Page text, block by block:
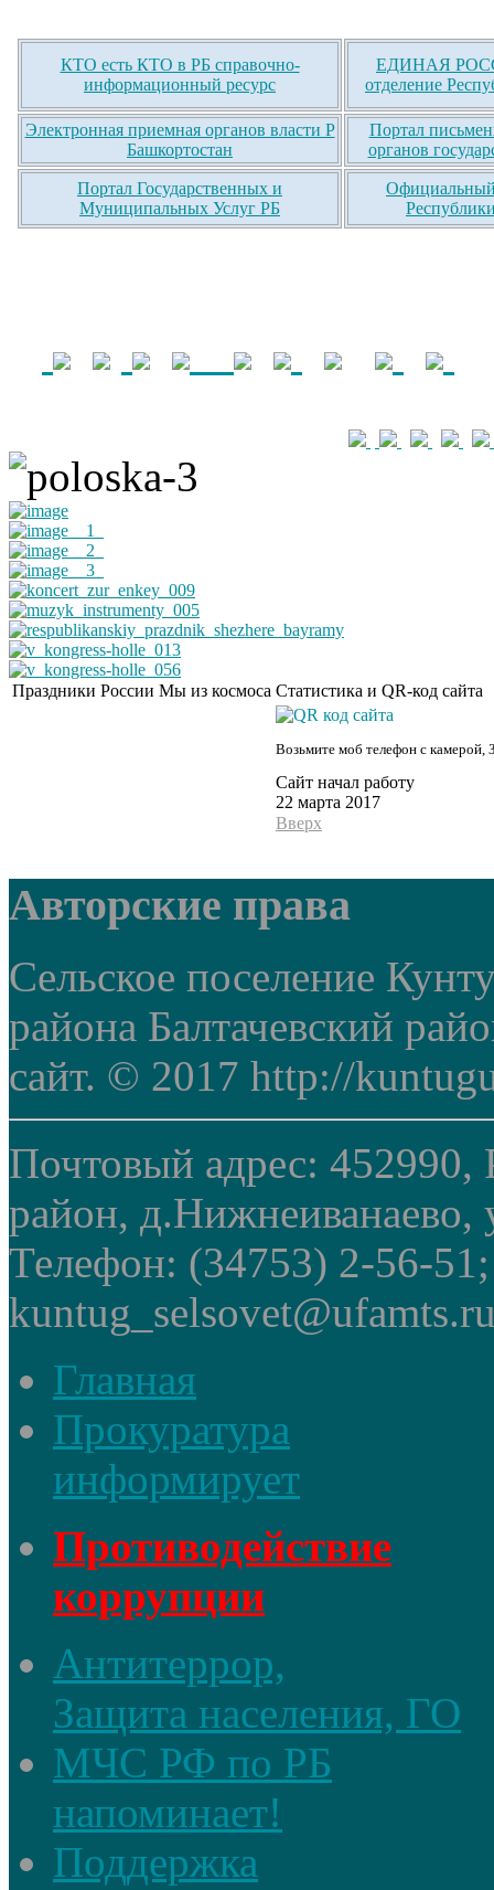
КТО есть КТО в РБ справочно-
информационный ресурс
ЕДИНАЯ
отделение
Электронная приемная органов власти Р
Башкортостан
Портал
органов
Портал Государственных и
Муниципальных Услуг РБ
Официальный
Праздники России Мы из космоса Статистика и QR-код сайта
Возьмите моб телефон с камерой,
Сайт начал работу
22 марта 2017
Вверх
Авторские права
Сельское поселение
района Балтачевский
сайт. © 2017 http://
Почтовый адрес: 452990,
район, д.Нижнеиванаево,
Телефон: (34753) 2-56-
Главная
Прокуратура
информирует
Противодействие
коррупции
Антитеррор,
Защита населения, ГО
МЧС РФ по РБ
напоминает!
Поддержка